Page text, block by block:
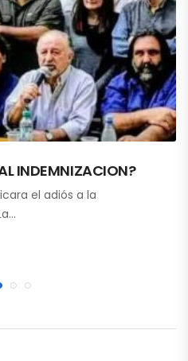
INDEMNIZACION?
el adiós a la